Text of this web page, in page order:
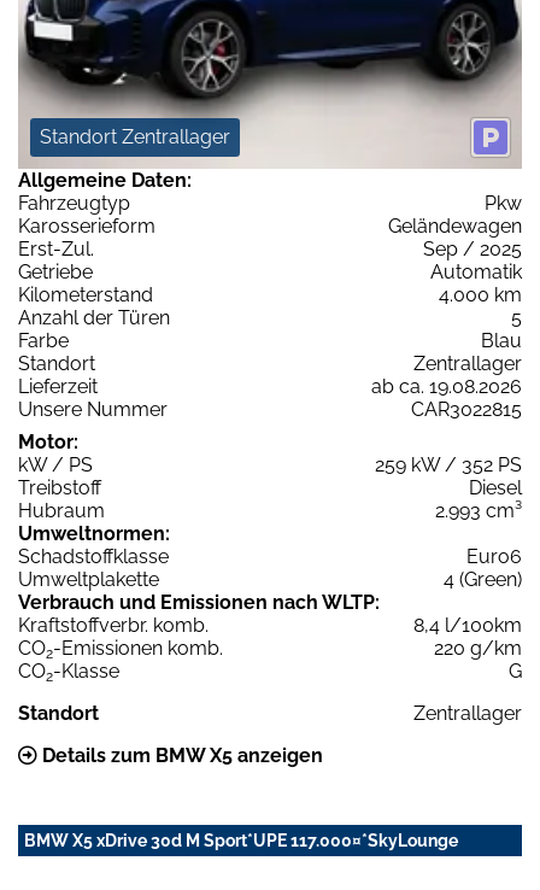
Standort Zentrallager
Allgemeine Daten:
Fahrzeugtyp
Pkw
Karosserieform
Geländewagen
Erst-Zul.
Sep / 2025
Getriebe
Automatik
Kilometerstand
4.000 km
Anzahl der Türen
5
Farbe
Blau
Standort
Zentrallager
Lieferzeit
ab ca. 19.08.2026
Unsere Nummer
CAR3022815
Motor:
kW / PS
259 kW / 352 PS
Treibstoff
Diesel
Hubraum
2.993 cm³
Umweltnormen:
Schadstoffklasse
Euro6
Umweltplakette
4 (Green)
Verbrauch und Emissionen nach WLTP:
Kraftstoffverbr. komb.
8,4 l/100km
CO2-Emissionen komb.
220 g/km
CO2-Klasse
G
Standort
Zentrallager
Details zum BMW X5 anzeigen
BMW X5 xDrive 30d M Sport*UPE 117.000¤*SkyLounge